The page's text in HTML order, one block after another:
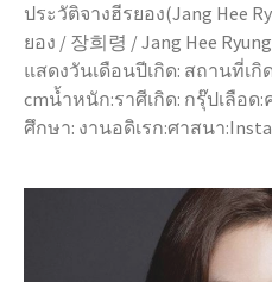
ประวัติจางฮีรยอง(Jang Hee
ยอง / 장희령 / Jang Hee
แสดงวันเดือนปีเกิด: สถานที่เกิ
cmน้ำหนัก:ราศีเกิด: กรุ๊ปเลือด
ศึกษา: งานอดิเรก:ศาสนา